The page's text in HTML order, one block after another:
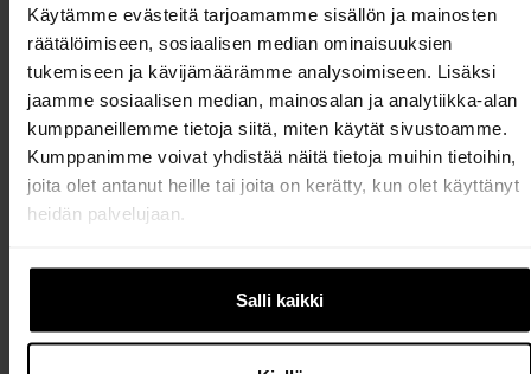
Käytämme evästeitä tarjoamamme sisällön ja mainosten
räätälöimiseen, sosiaalisen median ominaisuuksien
tukemiseen ja kävijämäärämme analysoimiseen. Lisäksi
jaamme sosiaalisen median, mainosalan ja analytiikka-alan
kumppaneillemme tietoja siitä, miten käytät sivustoamme.
Kumppanimme voivat yhdistää näitä tietoja muihin tietoihin,
joita olet antanut heille tai joita on kerätty, kun olet käyttänyt
heidän palvelujaan.
Salli kaikki
Lasiovet tuovat keveyttä, valoa ja tyylikkyyttä
keittiöön.
Tule keskustelemaan ja hakemaan
inspiraatioita lähimpään Charmia-